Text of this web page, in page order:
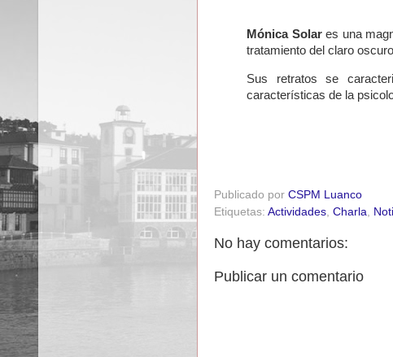
Mónica Solares una
tratamiento del claro
Sus retratos se
características de la
Publicado por CSPM Luanco
Etiquetas: Actividades Charla
No hay comentarios:
Publicar un comentario